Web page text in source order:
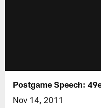
Postgame Speech:
Nov 14, 2011